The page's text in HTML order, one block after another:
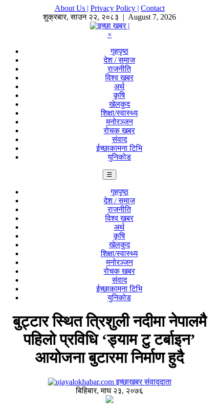
About Us | Privacy Policy | Contact
शुक्रबार,साउन २२, २०८३ | August 7, 2026
×
गृहपृष्ठ
देश / समाज
राजनीति
विश्व खबर
अर्थ
कृषि
खेलकुद
शिक्षा/स्वास्थ्य
मनोरञ्जन
रोचक खबर
संवाद
ईच्छाकामना टिभि
युनिकोड
☰
गृहपृष्ठ
देश / समाज
राजनीति
विश्व खबर
अर्थ
कृषि
खेलकुद
शिक्षा/स्वास्थ्य
मनोरञ्जन
रोचक खबर
संवाद
ईच्छाकामना टिभि
युनिकोड
बुट्टार स्थित त्रिशुली नदीमा नेपालमै
पहिलो प्रविधि ‘ड्याम टु टर्बाइन’
आयोजना बुटारमा निर्माण हुदै
इच्छाखबर संवाददाता
बिहिबार, माघ २३, २०७६